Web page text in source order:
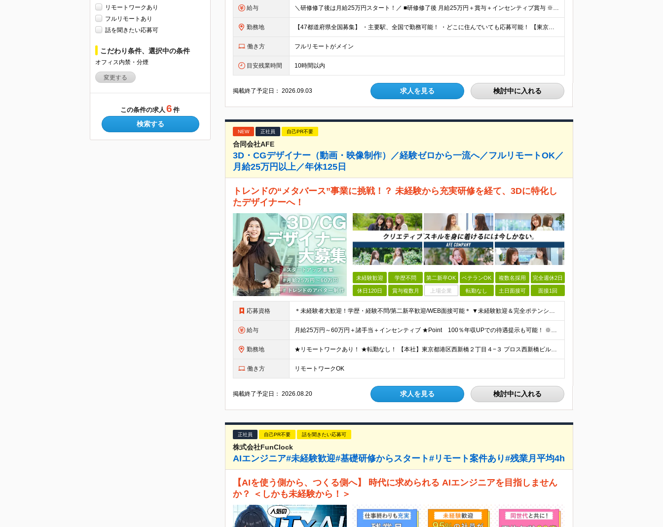
リモートワークあり
フルリモートあり
話を聞きたい応募可
こだわり条件、選択中の条件
オフィス内禁・分煙
変更する
この条件の求人 6 件
検索する
給与 ＼研修修了後は月給25万円スタート！／ ■研修修了後 月給25万円＋賞与＋インセンティブ賞与 ※残業代は別途支給 ▽研修期間▽ 【未経験者】 ▶ 月給20万円～ 【固定残業代について】
勤務地 【47都道府県全国募集】 ・主要駅、全国で勤務可能！ ・どこに住んでいても応募可能！ 【東京本社】 東京都品川区東品川5-9-2 ≪リモート研修♪⾯接も基本的にオンラインで実施します≫ －主要駅
働き方 フルリモートがメイン
目安残業時間 10時間以内
掲載終了予定日：2026.09.03 求人を見る 検討中に入れる
NEW 正社員 自己PR不要
合同会社AFE
3D・CGデザイナー（動画・映像制作）／経験ゼロから一流へ／フルリモートOK／
月給25万円以上／年休125日
トレンドの“メタバース”事業に挑戦！？ 未経験から充実研修を経て、3Dに特化し
たデザイナーへ！
未経験歓迎 学歴不問 第二新卒OK ベテランOK 複数名採用 完全週休2日
休日120日 賞与複数月 上場企業 転勤なし 土日面接可 面接1回
応募資格 ＊未経験者大歓迎！学歴・経験不問/第二新卒歓迎/WEB面接可能＊ ▼未経験歓迎＆完全ポテンシャル採用！▼ 基礎のキソから学べる研修があるので経験は一切不問！ 面接では「あなたの想い」を教えてくださ
給与 月給25万円～60万円＋諸手当＋インセンティブ ★Point 100％年収UPでの待遇提示も可能！ ※経験者であれば、100%年収アップも実現可能です。 【インセンティブについて】 プロジェクト報
勤務地 ★リモートワークあり！ ★転勤なし！ 【本社】東京都港区西新橋２丁目４−３ プロス西新橋ビル６階 【プロジェクト先】東京都・神奈川県・千葉県・埼玉など多数！ ※希望を考慮の上、配属プロジェクトを決
働き方 リモートワークOK
掲載終了予定日：2026.08.20 求人を見る 検討中に入れる
正社員 自己PR不要 話を聞きたい応募可
株式会社FunClock
AIエンジニア#未経験歓迎#基礎研修からスタート#リモート案件あり#残業月平均4h
【AIを使う側から、つくる側へ】 時代に求められる AIエンジニアを目指しません
か？ ＜しかも未経験から！＞